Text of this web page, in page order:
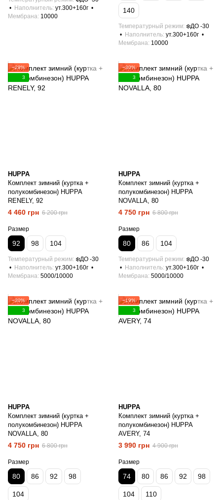
Наполнитель ут.300+160г
Мембрана 10000
140
Температурный режим ❄️ДО -30
Наполнитель ут.300+160г
Мембрана 10000
−28%
3
HUPPA
Комплект зимний (куртка +
полукомбинезон) HUPPA
RENELY, 92
4 460 грн 6 200 грн
Размер
92 98 104
Температурный режим ❄️ДО -30
Наполнитель ут.300+160г
Мембрана 5000/10000
−30%
3
HUPPA
Комплект зимний (куртка +
полукомбинезон) HUPPA
NOVALLA, 80
4 750 грн 6 800 грн
Размер
80 86 104
Температурный режим ❄️ДО -30
Наполнитель ут.300+160г
Мембрана 5000/10000
−30%
3
HUPPA
Комплект зимний (куртка +
полукомбинезон) HUPPA
NOVALLA, 80
4 750 грн 6 800 грн
Размер
80 86 92 98
104
−19%
3
HUPPA
Комплект зимний (куртка +
полукомбинезон) HUPPA
AVERY, 74
3 990 грн 4 900 грн
Размер
74 80 86 92 98
104 110